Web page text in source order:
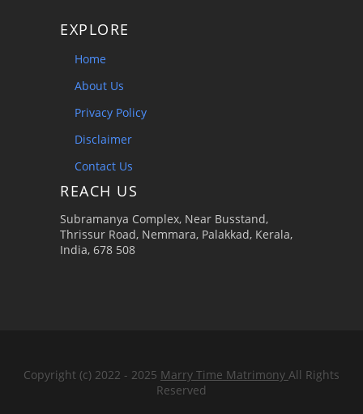
EXPLORE
Home
About Us
Privacy Policy
Disclaimer
Contact Us
REACH US
Subramanya Complex, Near Busstand,
Thrissur Road, Nemmara, Palakkad, Kerala,
India, 678 508
Copyright (c) 2022 - 2025 Marry Time Matrimony All Rights
Reserved